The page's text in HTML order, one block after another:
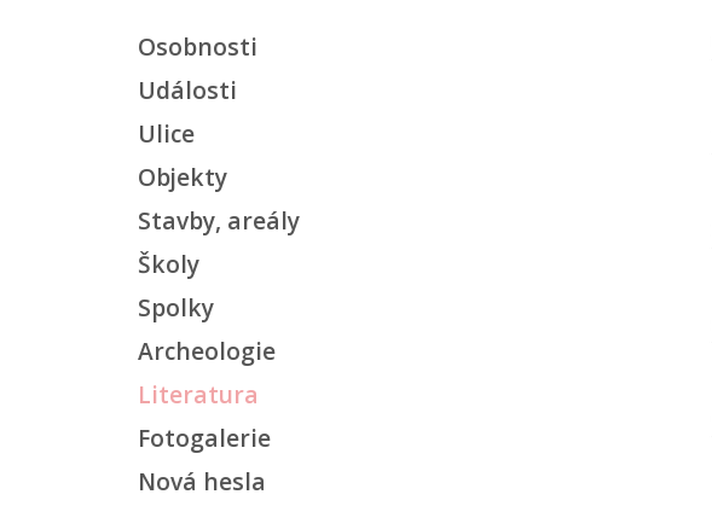
Osobnosti
Události
Ulice
Objekty
Stavby, areály
Školy
Spolky
Archeologie
Literatura
Fotogalerie
Nová hesla